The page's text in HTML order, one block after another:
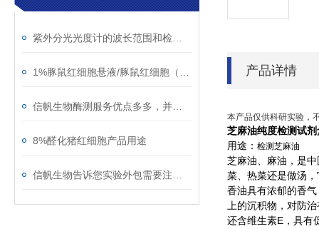
8%醛化猪红细胞产品用途
产品详情
本产品仅供科研实验，
芝麻油纯度检测试剂
用途： 检测芝麻油
芝麻油、麻油，是
菜、热菜还是做汤
香油具有浓郁的香
上的沉积物，对防治
还含维生素E，具有